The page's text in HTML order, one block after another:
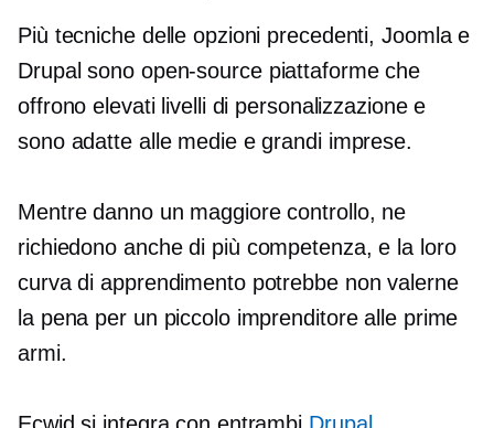
Più tecniche delle opzioni precedenti, Joomla e
Drupal sono open-sourcepiattaforme che
offrono elevati livelli di personalizzazione e
sono adatte alle medie e grandi imprese.
Mentre danno un maggiore controllo, ne
richiedono anche di più competenza, e la loro
curva di apprendimento potrebbe non valerne
la pena per un piccolo imprenditore alle prime
armi.